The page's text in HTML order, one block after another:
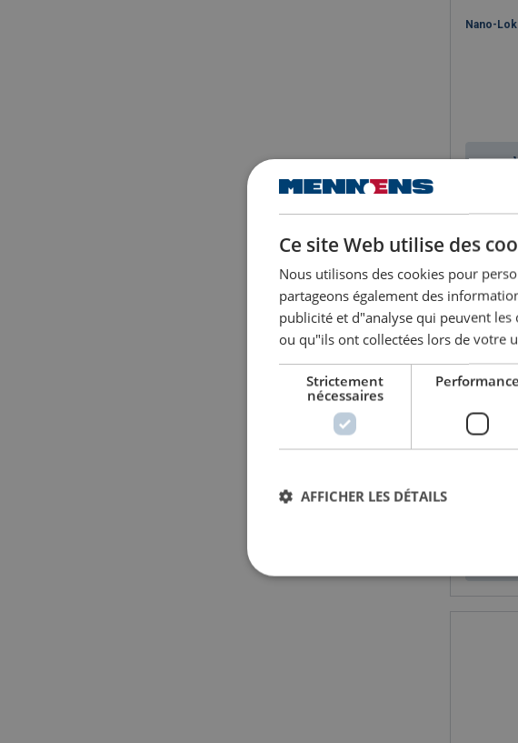
Nano-
Base de
un
Ce site Web utilise des
Nous utilisons des cookies pour
partageons également des
publicité et d"analyse qui peuvent
ou qu"ils ont collectées lors de votre
Strictement
nécessaires
Performance
AFFICHER LES DÉTAILS